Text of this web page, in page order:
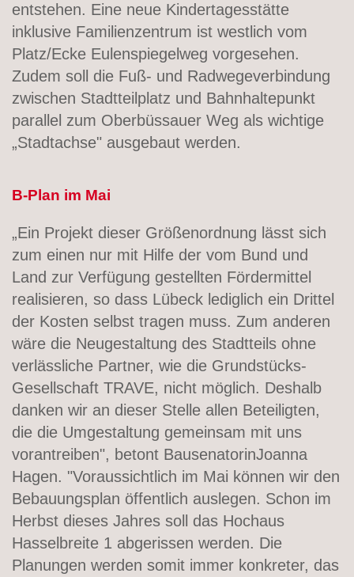
entstehen. Eine neue Kindertagesstätte
inklusive Familienzentrum ist westlich vom
Platz/Ecke Eulenspiegelweg vorgesehen.
Zudem soll die Fuß- und Radwegeverbindung
zwischen Stadtteilplatz und Bahnhaltepunkt
parallel zum Oberbüssauer Weg als wichtige
„Stadtachse" ausgebaut werden.
B-Plan im Mai
„Ein Projekt dieser Größenordnung lässt sich
zum einen nur mit Hilfe der vom Bund und
Land zur Verfügung gestellten Fördermittel
realisieren, so dass Lübeck lediglich ein Drittel
der Kosten selbst tragen muss. Zum anderen
wäre die Neugestaltung des Stadtteils ohne
verlässliche Partner, wie die Grundstücks-
Gesellschaft TRAVE, nicht möglich. Deshalb
danken wir an dieser Stelle allen Beteiligten,
die die Umgestaltung gemeinsam mit uns
vorantreiben", betont BausenatorinJoanna
Hagen. "Voraussichtlich im Mai können wir den
Bebauungsplan öffentlich auslegen. Schon im
Herbst dieses Jahres soll das Hochaus
Hasselbreite 1 abgerissen werden. Die
Planungen werden somit immer konkreter, das